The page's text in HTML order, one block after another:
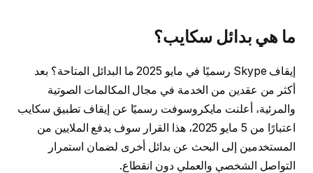
ما هي بدائل سكايب؟
إيقاف Skype رسميًا في مايو 2025 ما البدائل المتاحة؟ بعد
أكثر من عقدين من الخدمة في مجال المكالمات الصوتية
والمرئية، أعلنت مايكروسوفت رسميًا عن إيقاف تطبيق سكايب
اعتبارًا من 5 مايو 2025، هذا القرار سوف يدفع الملايين من
المستخدمين إلى البحث عن بدائل أخرى لضمان استمرار
التواصل الشخصي والعملي دون انقطاع.